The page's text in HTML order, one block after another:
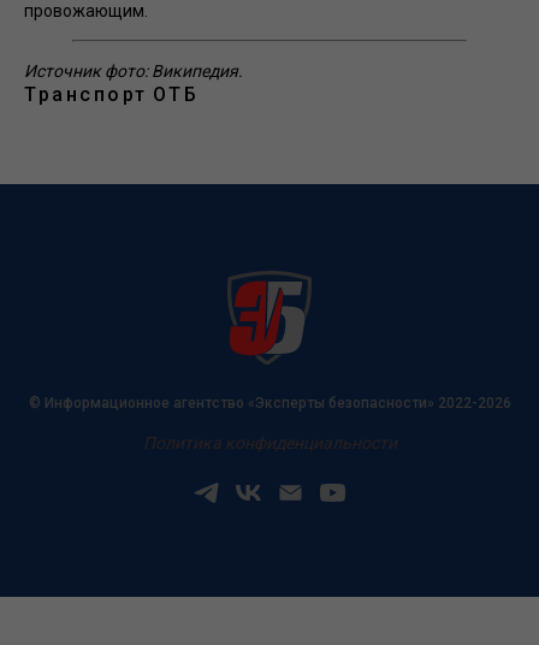
провожающим.
Источник фото: Википедия.
Транспорт ОТБ
© Информационное агентство «Эксперты безопасности» 2022-2026
Политика конфиденциальности